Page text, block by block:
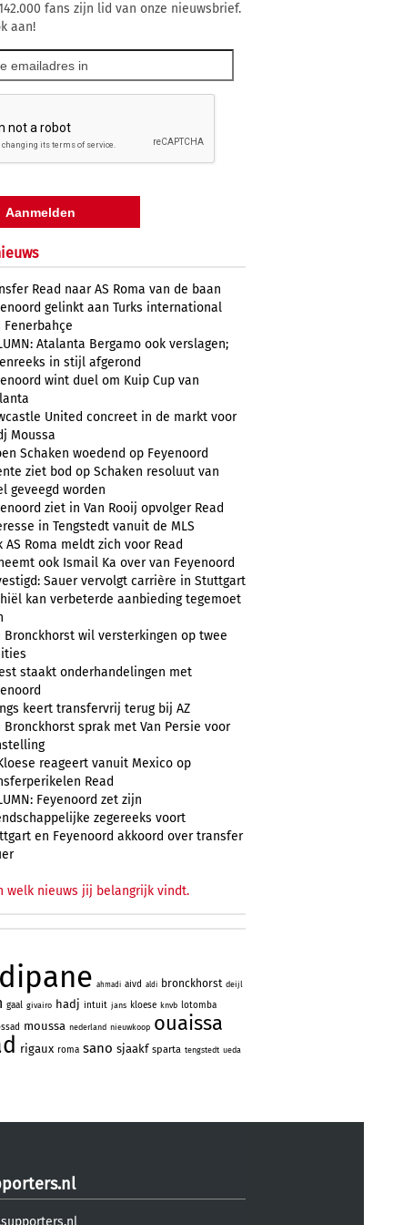
fans zijn lid van onze nieuwsbrief.
aan!
Read naar AS Roma van de baan
gelinkt aan Turks international
Fenerbahçe
Atalanta Bergamo ook verslagen;
in stijl afgerond
wint duel om Kuip Cup van
United concreet in de markt voor
Moussa
Schaken woedend op Feyenoord
ziet bod op Schaken resoluut van
geveegd worden
ziet in Van Rooij opvolger Read
in Tengstedt vanuit de MLS
AS Roma meldt zich voor Read
ook Ismail Ka over van Feyenoord
Sauer vervolgt carrière in Stuttgart
kan verbeterde aanbieding tegemoet
Bronckhorst wil versterkingen op twee
staakt onderhandelingen met
keert transfervrij terug bij AZ
Bronckhorst sprak met Van Persie voor
reageert vanuit Mexico op
Read
Feyenoord zet zijn
zegereeks voort
en Feyenoord akkoord over transfer
welk nieuws jij belangrijk vindt.
ahmadi aivd aldi bronckhorst deijl
gaal givairo hadj intuit jans kloese knvb lotomba
moussa nederland nieuwkoop ouaissa
rigaux roma sano sjaakf sparta tengstedt ueda